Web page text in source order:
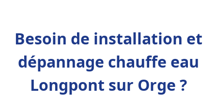
Besoin de installation et
dépannage chauffe eau
Longpont sur Orge ?